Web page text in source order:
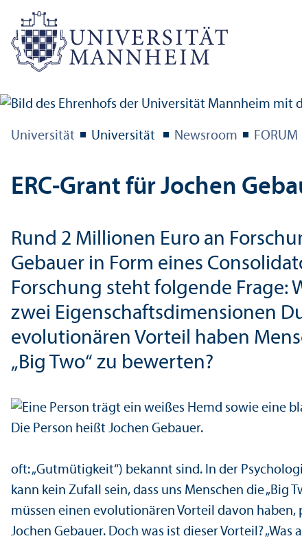
Universität Universität Newsroom FORUM
ERC-Grant für Jochen
Rund 2 Millionen Euro an
Gebauer in Form eines
Forschung steht folgende Frage:
zwei Eigenschafts­dimensionen
evolutionären Vorteil haben
„Big Two“ zu bewerten?
oft: „Gutmütigkeit“) bekannt sind. In der
kann kein Zufall sein, dass uns Menschen die
müssen einen evolutionären Vorteil davon
Jochen Gebauer. Doch was ist dieser Vorteil?